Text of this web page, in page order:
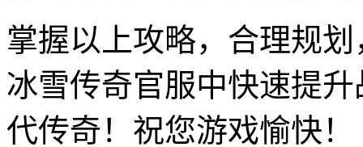
掌握以上攻略，合理规
冰雪传奇官服中快速提
代传奇！祝您游戏愉快！